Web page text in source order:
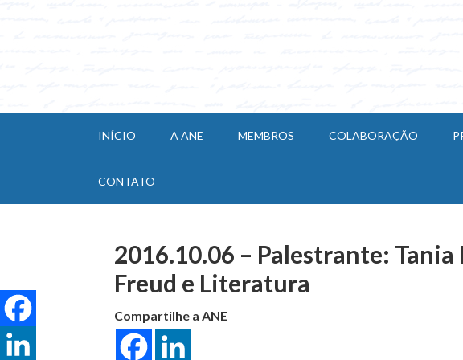
INÍCIO A ANE MEMBROS COLABORAÇÃO
CONTATO
2016.10.06 – Palestrante:
Freud e Literatura
Compartilhe a ANE